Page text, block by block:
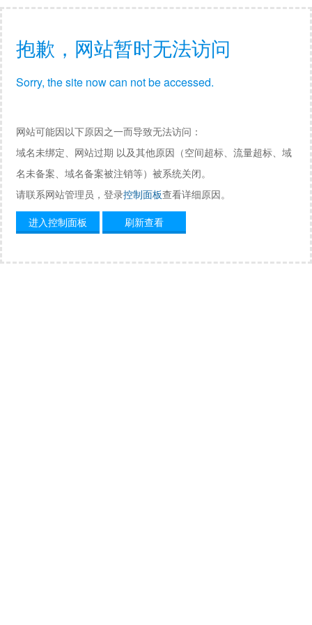
抱歉，网站暂时无法访问
Sorry, the site now can not be accessed.
网站可能因以下原因之一而导致无法访问：
域名未绑定、网站过期 以及其他原因（空间超标、流量超标、域
名未备案、域名备案被注销等）被系统关闭。
请联系网站管理员，登录控制面板查看详细原因。
进入控制面板
刷新查看